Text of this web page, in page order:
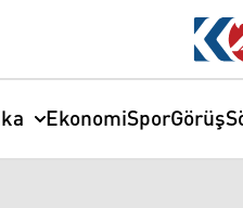
EkonomiSporGörüş